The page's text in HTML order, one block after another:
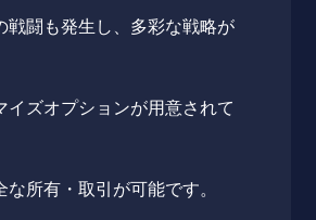
闘も発生し、多彩な戦略が
ズオプションが用意されて
所有・取引が可能です。